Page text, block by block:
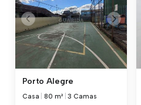
Porto Alegre
Casa |80 m² |3 Camas